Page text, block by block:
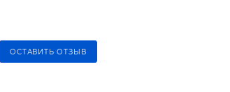
ОСТАВИТЬ ОТЗЫВ